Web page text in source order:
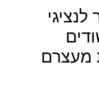
מעצרם